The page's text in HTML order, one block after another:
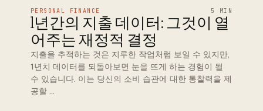
PERSONAL FINANCE 5 MIN
1년간의 지출 데이터: 그것이 열
어주는 재정적 결정
지출을 추적하는 것은 지루한 작업처럼 보일 수 있지만,
1년치 데이터를 되돌아보면 눈을 뜨게 하는 경험이 될
수 있습니다. 이는 당신의 소비 습관에 대한 통찰력을 제
공할 …